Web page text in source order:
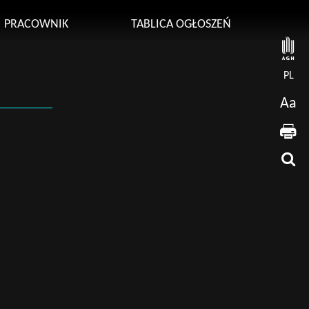
PRACOWNIK
TABLICA OGŁOSZEŃ
PL
Aa